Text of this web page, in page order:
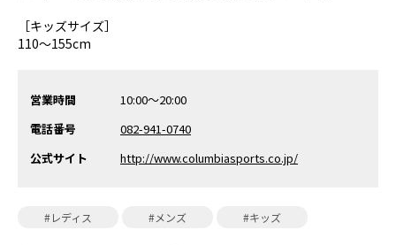
［キッズサイズ］
110～155cm
営業時間
10:00～20:00
電話番号
082-941-0740
公式サイト
http://www.columbiasports.co.jp/
#レディス #メンズ #キッズ